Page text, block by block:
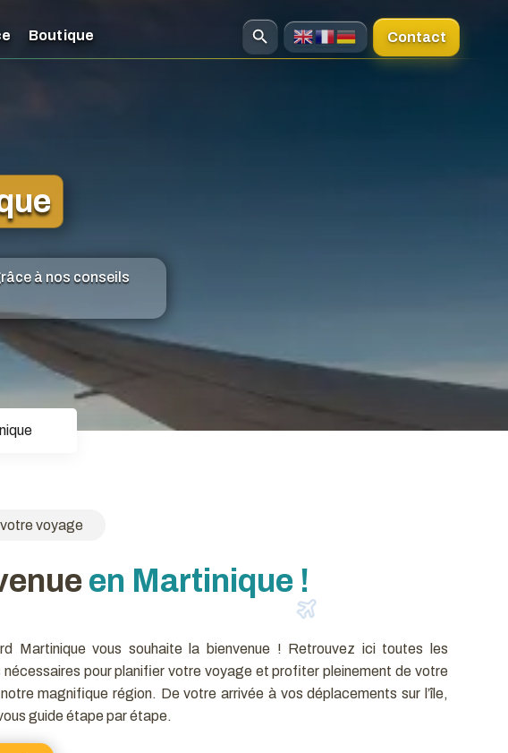
Boutique Contact
à nos conseils
voyage
en Martinique !
Martinique vous souhaite la bienvenue ! Retrouvez ici toutes les
nécessaires pour planifier votre voyage et profiter pleinement de votre
magnifique région. De votre arrivée à vos déplacements sur l’île,
guide étape par étape.